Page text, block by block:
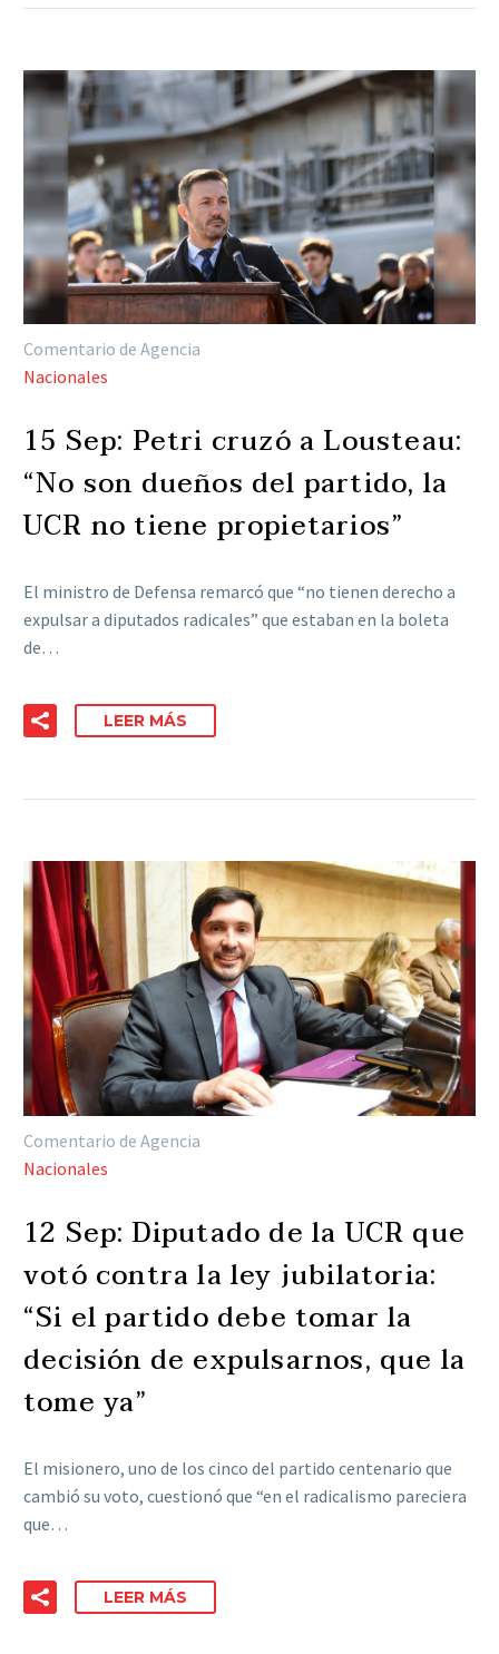
Comentario de Agencia
Nacionales
15 Sep: Petri cruzó a Lousteau:
“No son dueños del partido, la
UCR no tiene propietarios”
El ministro de Defensa remarcó que “no tienen derecho a
expulsar a diputados radicales” que estaban en la boleta
de…
LEER MÁS
Comentario de Agencia
Nacionales
12 Sep: Diputado de la UCR que
votó contra la ley jubilatoria:
“Si el partido debe tomar la
decisión de expulsarnos, que la
tome ya”
El misionero, uno de los cinco del partido centenario que
cambió su voto, cuestionó que “en el radicalismo pareciera
que…
LEER MÁS